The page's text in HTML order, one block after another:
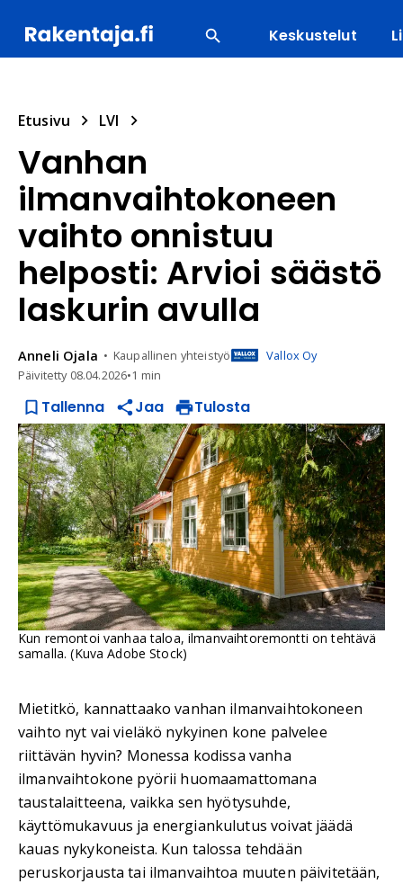
Keskustelut
Etusivu LVI
Vanhan
ilmanvaihtokoneen
vaihto onnistuu
helposti: Arvioi säästö
laskurin avulla
Anneli Ojala Kaupallinen yhteistyö
Vallox Oy
Päivitetty 08.04.2026•1 min
Tallenna Jaa Tulosta
Kun remontoi vanhaa taloa, ilmanvaihtoremontti on tehtävä
samalla. (Kuva Adobe Stock)
Mietitkö, kannattaako vanhan ilmanvaihtokoneen
vaihto nyt vai vieläkö nykyinen kone palvelee
riittävän hyvin? Monessa kodissa vanha
ilmanvaihtokone pyörii huomaamattomana
taustalaitteena, vaikka sen hyötysuhde,
käyttömukavuus ja energiankulutus voivat jäädä
kauas nykykoneista. Kun talossa tehdään
peruskorjausta tai ilmanvaihtoa muuten päivitetään,